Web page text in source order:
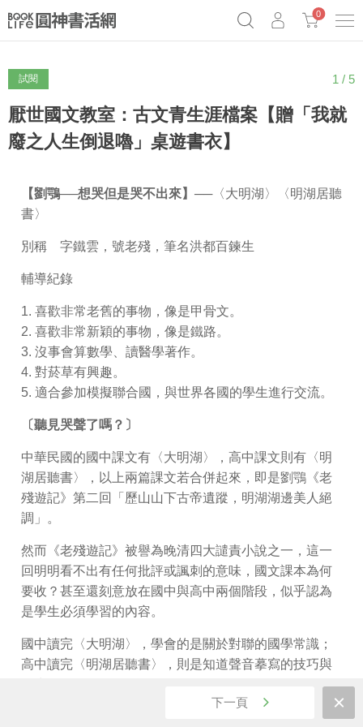
0
試閱 1 / 5
厭世國文教室：古文青生涯檔案【贈「我就
廢之人生倒退嚕」桌遊書衣】
【劉鶚──想哭但是哭不出來】 ──〈大明湖〉〈明湖居聽
書〉
別稱 字鐵雲，號老殘，筆名洪都百鍊生
輔導紀錄
1. 喜歡非常老舊的事物，像是甲骨文。
2. 喜歡非常新穎的事物，像是鐵路。
3. 沒事會算數學、讀醫學著作。
4. 對菸草有興趣。
5. 適合參加模擬聯合國，與世界各國的學生進行交流。
〔聽見哭聲了嗎？〕
中華民國的國中課文有〈大明湖〉，高中課文則有〈明
湖居聽書〉，以上兩篇課文若合併起來，即是劉鶚《老
殘遊記》第二回「歷山山下古帝遺蹤，明湖湖邊美人絕
調」。
然而《老殘遊記》被譽為晚清四大譴責小說之一，這一
回明明看不出有任何批評或諷刺的意味，國文課本為何
要收？甚至還刻意放在國中與高中兩個階段，似乎認為
是學生必須學習的內容。
國中讀完〈大明湖〉，學會的是關於對聯的國學常識；
高中讀完〈明湖居聽書〉，則是知道聲音摹寫的技巧與
想由此看出作者劉鶚對國家沉淪的悲痛，或是對政治敗
下一頁